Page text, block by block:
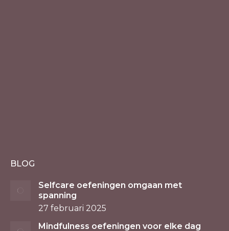
BLOG
Selfcare oefeningen omgaan met
spanning
27 februari 2025
Mindfulness oefeningen voor elke dag